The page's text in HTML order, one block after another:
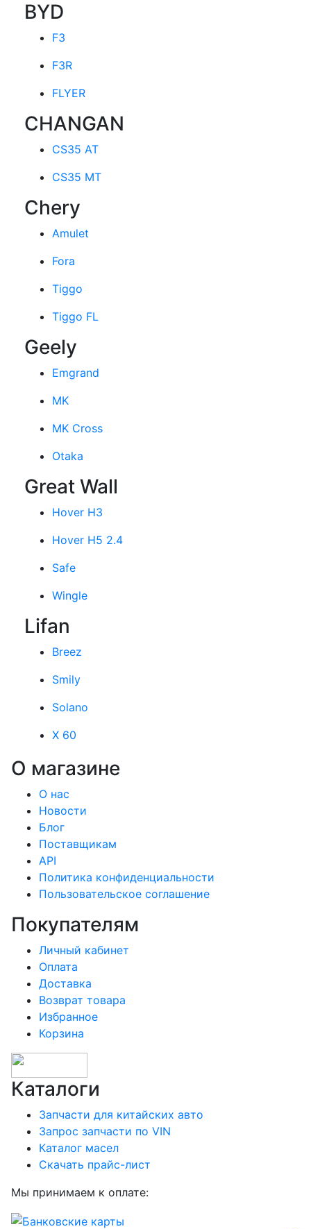
BYD
F3
F3R
FLYER
CHANGAN
CS35 AT
CS35 MT
Chery
Amulet
Fora
Tiggo
Tiggo FL
Geely
Emgrand
MK
MK Cross
Otaka
Great Wall
Hover H3
Hover H5 2.4
Safe
Wingle
Lifan
Breez
Smily
Solano
X 60
О магазине
О нас
Новости
Блог
Поставщикам
API
Политика конфиденциальности
Пользовательское соглашение
Покупателям
Личный кабинет
Оплата
Доставка
Возврат товара
Избранное
Корзина
Каталоги
Запчасти для китайских авто
Запрос запчасти по VIN
Каталог масел
Скачать прайс-лист
Мы принимаем к оплате: